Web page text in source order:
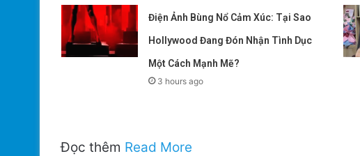
Điện Ảnh Bùng Nổ Cảm Xúc: Tại Sao
Hollywood Đang Đón Nhận Tình Dục
Một Cách Mạnh Mẽ?
3 hours ago
Đọc thêm Read More